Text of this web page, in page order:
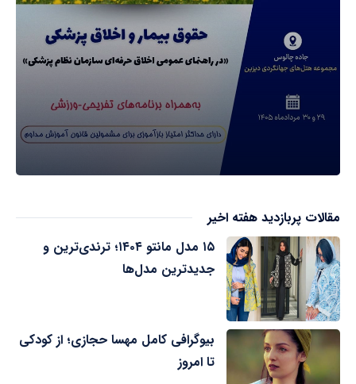
مقالات پربازدید هفته اخیر
۱۵ مدل مانتو ۱۴۰۴؛ ترندی‌ترین و
جدیدترین مدل‌ها
بیوگرافی کامل مهسا حجازی؛ از کودکی
تا امروز